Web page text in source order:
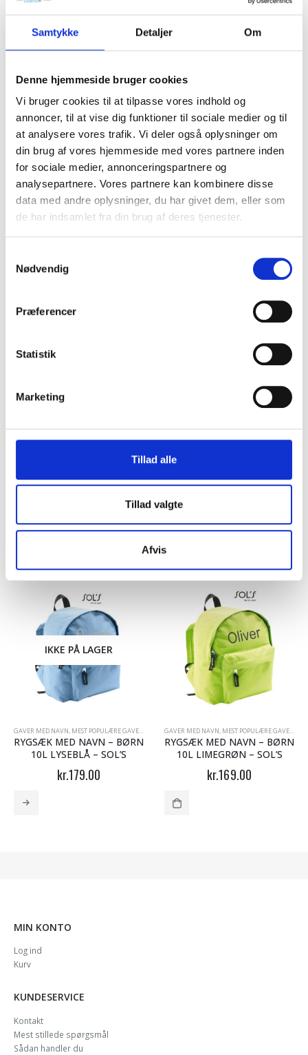
Samtykke Detaljer Om
Denne hjemmeside bruger cookies
Vi bruger cookies til at tilpasse vores indhold og
annoncer, til at vise dig funktioner til sociale medier og til
at analysere vores trafik. Vi deler også oplysninger om
din brug af vores hjemmeside med vores partnere inden
for sociale medier, annonceringspartnere og
analysepartnere. Vores partnere kan kombinere disse
data med andre oplysninger, du har givet dem, eller som
de har indsamlet fra din brug af deres tjenester.
Nødvendig
Præferencer
Statistik
Marketing
Tillad alle
Tillad valgte
Afvis
TILFØJ TIL KURV
Tilføj til Ønskeskyen
BESKRIVELSE
Fantastisk rustfrit stål madkasse personliggjort med
navn eller din egen tekst.
Denne madkasse med nem og sikker snaplukning er mange
Ridsefast lasergravering på låget. Vi tilpasser din tekst, så den
står pænest muligt. Mulighed for to linjer.
Snaplukninger med tætningsring (fødevaregodkendt silikone).
Lufttæt og vandtæt lukning.
Mål: 17 x 12 x 6 cm, 800 ml.
Personlig genanvendelig madkasse med navn der vil holde til
mange pauser.
Vælg imellem 6 forskellige skrifttyper. Ses i billederne.
eller til nærmeste GLS pakkeshop pris 39 Dkr.
IKKE PÅ LAGER
GAVER MED NAVN, MEST POPULÆRE GAVER , RYGSÆKKE MED NAVN
RYGSÆK MED NAVN – BØRN
10L LYSEBLÅ – SOL’S
kr.179.00
GAVER MED NAVN, MEST POPULÆRE GAVER ,
RYGSÆK MED NAVN – BØRN
10L LIMEGRØN – SOL’S
kr.169.00
MIN KONTO
Log ind
Kurv
KUNDESERVICE
Kontakt
Mest stillede spørgsmål
Sådan handler du